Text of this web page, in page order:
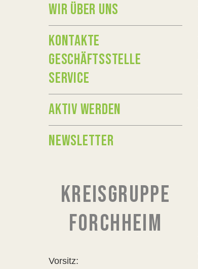
WIR ÜBER UNS
KONTAKTE
GESCHÄFTSSTELLE
SERVICE
AKTIV WERDEN
NEWSLETTER
KREISGRUPPE
FORCHHEIM
Vorsitz: